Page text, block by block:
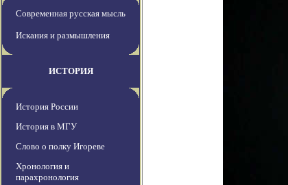
Современная русская мысль
Искания и размышления
ИСТОРИЯ
История России
История в МГУ
Слово о полку Игореве
Хронология и
парахронология